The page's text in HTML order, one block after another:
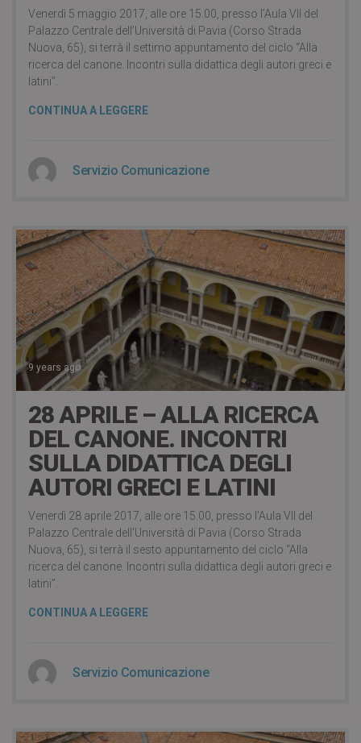
Venerdì 5 maggio 2017, alle ore 15.00, presso l’Aula VII del
Palazzo Centrale dell’Università di Pavia (Corso Strada
Nuova, 65), si terrà il settimo appuntamento del ciclo “Alla
ricerca del canone. Incontri sulla didattica degli autori greci e
latini”.
CONTINUA A LEGGERE
Servizio Comunicazione
9 years ago
28 APRILE – ALLA RICERCA
DEL CANONE. INCONTRI
SULLA DIDATTICA DEGLI
AUTORI GRECI E LATINI
Venerdì 28 aprile 2017, alle ore 15.00, presso l’Aula VII del
Palazzo Centrale dell’Università di Pavia (Corso Strada
Nuova, 65), si terrà il sesto appuntamento del ciclo “Alla
ricerca del canone. Incontri sulla didattica degli autori greci e
latini”.
CONTINUA A LEGGERE
Servizio Comunicazione